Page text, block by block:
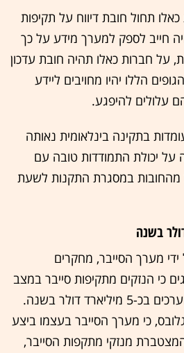
תחול חובת דיווח על תקיפות
חייב לספק למערך מידע על כך
על חברות כאלו תהיה חובת עדכון
הללו יהיו מחויבים ליידע
עלולים להיפגע.
בתקינה בינלאומית נאותה
על יכולת התמודדות טובה עם
מהחובות במסגרת התקנות לשעת
מערך הסייבר, מחקרים
כי הנזקים מתקיפות סייבר במצב
שגרה במדינת ישראל מוערכים בכ-5 מיליארד דולר בשנה.
כי מערך הסייבר בעצמו ביצע
מנזקי מתקפות הסייבר,